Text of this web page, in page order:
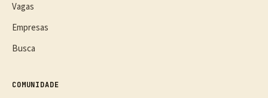
Vagas
Empresas
Busca
COMUNIDADE